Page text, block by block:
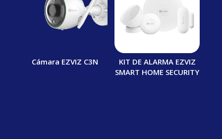
Cámara EZVIZ C3N
KIT DE ALARMA EZVIZ
SMART HOME SECURITY